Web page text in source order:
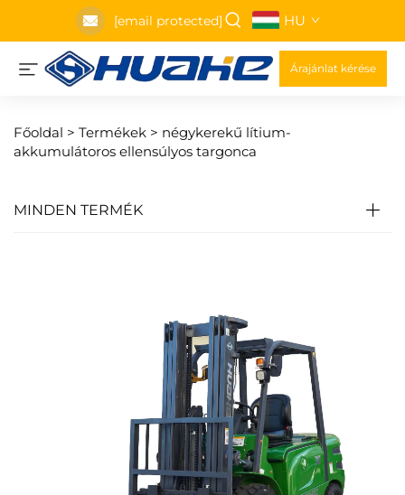
[email protected] HU
Árajánlat kérése
Főoldal > Termékek > négykerekű lítium-
akkumulátoros ellensúlyos targonca
MINDEN TERMÉK